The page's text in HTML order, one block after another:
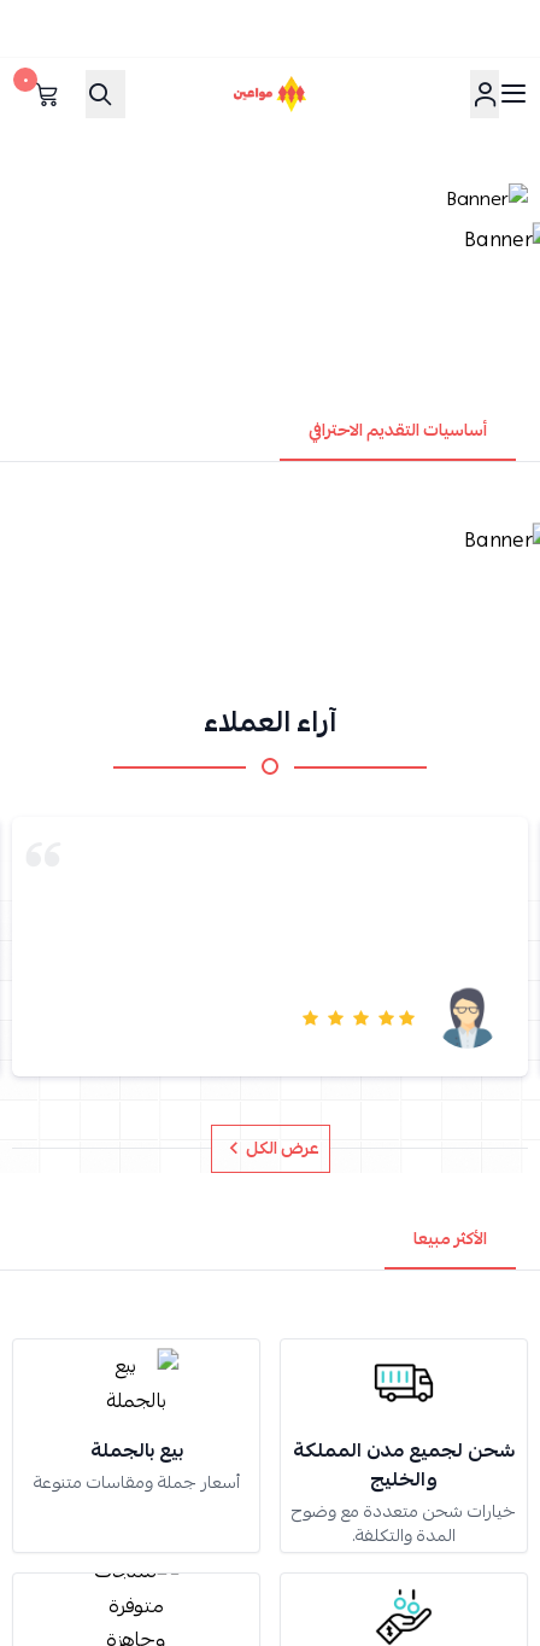
مواعين
٠
أساسيات التقديم الاحترافي
آراء العملاء
عرض الكل
الأكثر مبيعا
شحن لجميع مدن المملكة
والخليج
خيارات شحن متعددة مع وضوح
المدة والتكلفة.
بيع بالجملة
أسعار جملة ومقاسات متنوعة